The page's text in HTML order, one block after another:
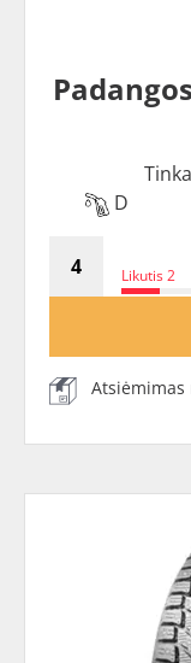
D
Likutis 2